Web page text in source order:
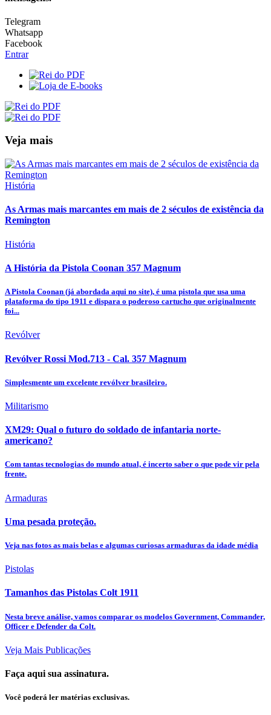
Telegram
Whatsapp
Facebook
Entrar
Veja mais
História
As Armas mais marcantes em mais de 2 séculos de existência da
Remington
História
A História da Pistola Coonan 357 Magnum
A Pistola Coonan (já abordada aqui no site), é uma pistola que usa uma
plataforma do tipo 1911 e dispara o poderoso cartucho que originalmente
foi...
Revólver
Revólver Rossi Mod.713 - Cal. 357 Magnum
Simplesmente um excelente revólver brasileiro.
Militarismo
XM29: Qual o futuro do soldado de infantaria norte-
americano?
Com tantas tecnologias do mundo atual, é incerto saber o que pode vir pela
frente.
Armaduras
Uma pesada proteção.
Veja nas fotos as mais belas e algumas curiosas armaduras da idade média
Pistolas
Tamanhos das Pistolas Colt 1911
Nesta breve análise, vamos comparar os modelos Government, Commander,
Officer e Defender da Colt.
Veja Mais Publicações
Faça aqui sua assinatura.
Você poderá ler matérias exclusivas.